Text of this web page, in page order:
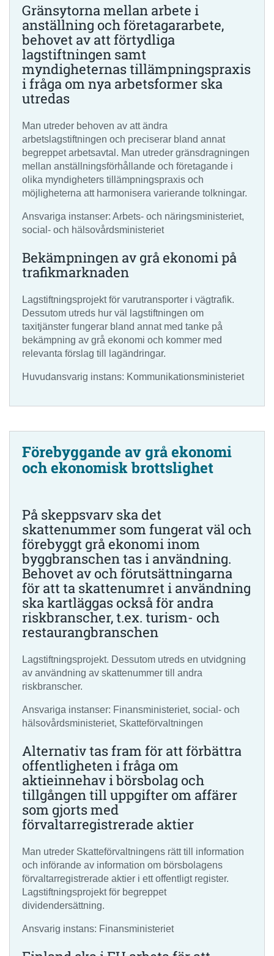
Gränsytorna mellan arbete i
anställning och företagararbete,
behovet av att förtydliga
lagstiftningen samt
myndigheternas tillämpningspraxis
i fråga om nya arbetsformer ska
utredas
Man utreder behoven av att ändra
arbetslagstiftningen och preciserar bland annat
begreppet arbetsavtal. Man utreder gränsdragningen
mellan anställningsförhållande och företagande i
olika myndigheters tillämpningspraxis och
möjligheterna att harmonisera varierande tolkningar.
Ansvariga instanser: Arbets- och näringsministeriet,
social- och hälsovårdsministeriet
Bekämpningen av grå ekonomi på
trafikmarknaden
Lagstiftningsprojekt för varutransporter i vägtrafik.
Dessutom utreds hur väl lagstiftningen om
taxitjänster fungerar bland annat med tanke på
bekämpning av grå ekonomi och kommer med
relevanta förslag till lagändringar.
Huvudansvarig instans: Kommunikationsministeriet
Förebyggande av grå ekonomi
och ekonomisk brottslighet
På skeppsvarv ska det
skattenummer som fungerat väl och
förebyggt grå ekonomi inom
byggbranschen tas i användning.
Behovet av och förutsättningarna
för att ta skattenumret i användning
ska kartläggas också för andra
riskbranscher, t.ex. turism- och
restaurangbranschen
Lagstiftningsprojekt. Dessutom utreds en utvidgning
av användning av skattenummer till andra
riskbranscher.
Ansvariga instanser: Finansministeriet, social- och
hälsovårdsministeriet, Skatteförvaltningen
Alternativ tas fram för att förbättra
offentligheten i fråga om
aktieinnehav i börsbolag och
tillgången till uppgifter om affärer
som gjorts med
förvaltarregistrerade aktier
Man utreder Skatteförvaltningens rätt till information
och införande av information om börsbolagens
förvaltarregistrerade aktier i ett offentligt register.
Lagstiftningsprojekt för begreppet
dividendersättning.
Ansvarig instans: Finansministeriet